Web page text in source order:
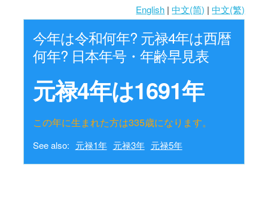
English |中文(简) |中文(繁)
今年は令和何年? 元禄4年は西暦
何年? 日本年号・年齢早見表
元禄4年は1691年
この年に生まれた方は335歳になります。
See also: 元禄1年 元禄3年 元禄5年